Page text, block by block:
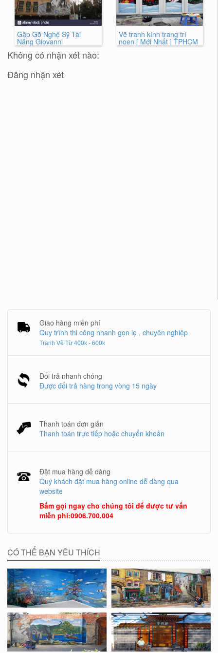
Gặp Gỡ Nghệ Sỹ Tài
Năng Giovanni
Vẽ tranh kính trang trí
noen [ Mới Nhất ] TPHCM
Không có nhận xét nào:
Đăng nhận xét
Giao hàng miễn phí
Quy trình thi công nhanh gọn lẹ , chuyên nghiệp
Tranh Vẽ Từ 400k - 600k
Đổi trả nhanh chóng
Được đổi trả hàng trong vòng 15 ngày
Thanh toán đơn giản
Thanh toán trực tiếp hoặc chuyển khoản
Đặt mua hàng dễ dàng
Quý khách đặt mua hàng online dễ dàng qua
website
Bấm gọi ngay cho chúng tôi để được tư vấn
miễn phí:0906.700.004
CÓ THỂ BẠN YÊU THÍCH